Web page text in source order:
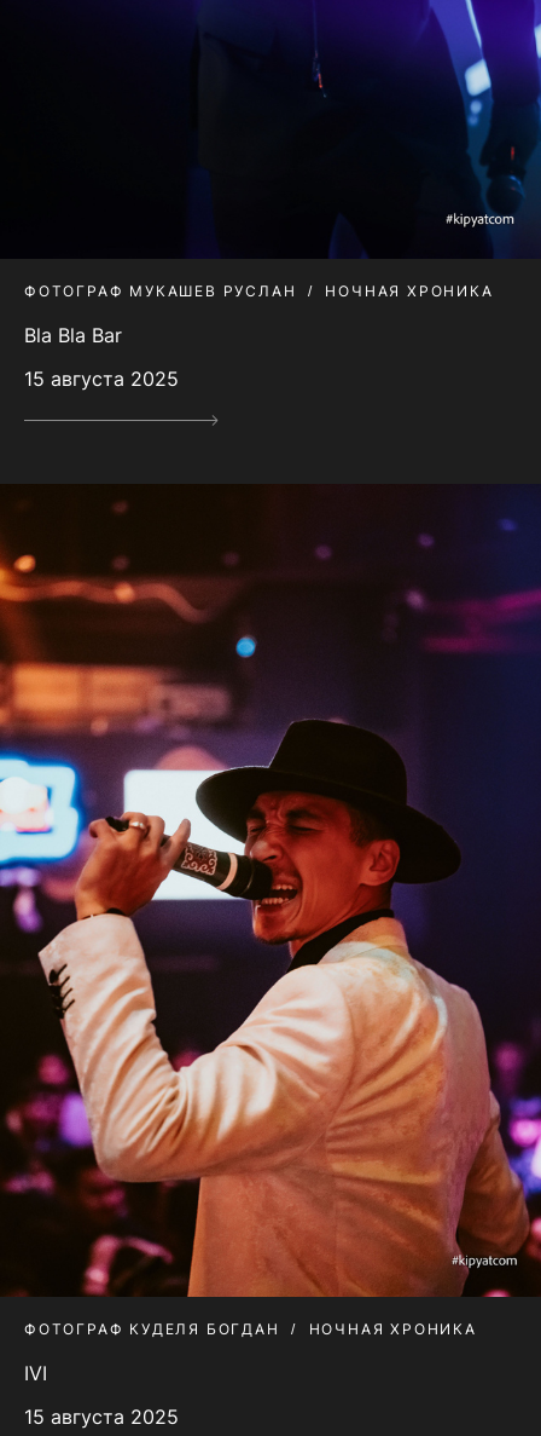
ФОТОГРАФ МУКАШЕВ РУСЛАН НОЧНАЯ ХРОНИКА
Bla Bla Bar
15 августа 2025
ФОТОГРАФ КУДЕЛЯ БОГДАН НОЧНАЯ ХРОНИКА
IVI
15 августа 2025